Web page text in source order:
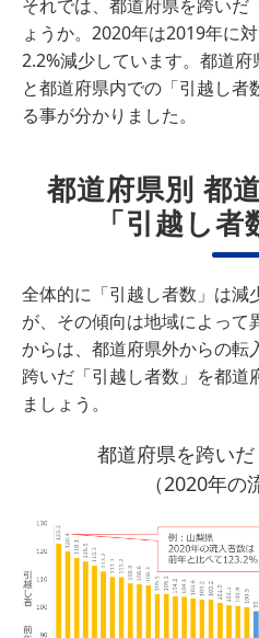
それでは、都道府県を跨いだ
ょうか。2020年は2019年に
2.2%減少しています。都道府
と都道府県内での「引越し者
る事が分かりました。
都道府県別 都
「引越し
全体的に「引越し者数」は減
が、その傾向は地域によって
からは、都道府県外からの転
跨いだ「引越し者数」を都道
ましょう。
都道府県を跨いだ
（2020年の